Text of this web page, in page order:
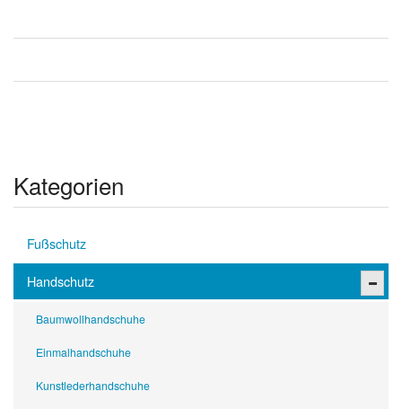
Kategorien
Fußschutz
Handschutz
Baumwollhandschuhe
Einmalhandschuhe
Kunstlederhandschuhe